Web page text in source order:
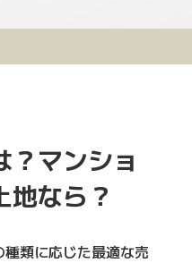
？マンショ
地なら？
類に応じた最適な売